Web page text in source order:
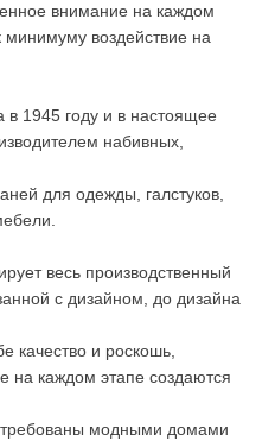
внимание на каждом
минимуму воздействие на
1945 году и в настоящее
набивных,
для одежды, галстуков,
весь производственный
с дизайном, до дизайна
качество и роскошь,
на каждом этапе создаются
модными домами